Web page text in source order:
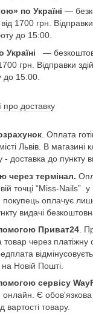
по Україні —
1700 грн.
до 15:00.
—
грн. Відправки
до 15:00.
про доставку
. Оплата
Львів. В магазині
- доставка до пункту
через термінал.
точці “Miss-Nails” у
оплачує
видачі
Приват24 .
товар через платіжну
Новій Пошті.
сервісу
Є обов'язкова
вартості товару.